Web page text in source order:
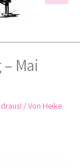
Mai
/ Von Heike